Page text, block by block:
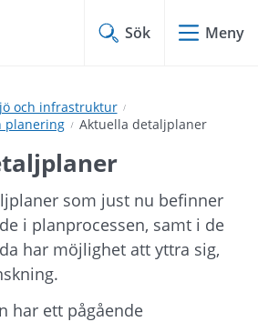
Sök Meny
och infrastruktur
planering
Aktuella detaljplaner
som just nu befinner
i planprocessen, samt i de
har möjlighet att yttra sig,
har ett pågående